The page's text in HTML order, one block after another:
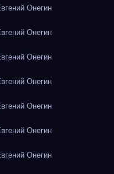
Онегин
Онегин
Онегин
Онегин
Онегин
Онегин
Онегин